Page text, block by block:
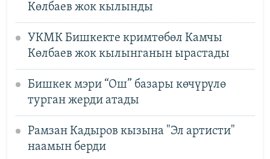
Көлбаев жок кылынды
УКМК Бишкекте кримтөбөл Камчы
Көлбаев жок кылынганын ырастады
Бишкек мэри “Ош” базары көчүрүлө
турган жерди атады
Рамзан Кадыров кызына "Эл артисти"
наамын берди